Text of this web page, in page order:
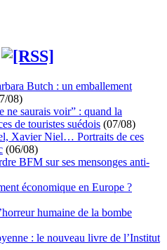
Butch : un emballement
08)
ne saurais voir” : quand la
de touristes suédois (07/08)
Xavier Niel… Portraits de ces
(06/08)
BFM sur ses mensonges anti-
économique en Europe ?
humaine de la bombe
: le nouveau livre de l’Institut